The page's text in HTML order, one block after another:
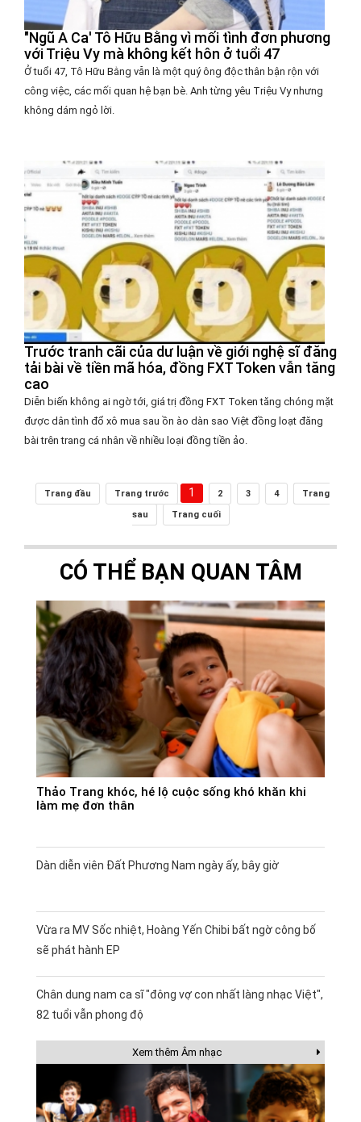
"Ngũ A Ca' Tô Hữu Bằng vì mối tình đơn phương
với Triệu Vy mà không kết hôn ở tuổi 47
Ở tuổi 47, Tô Hữu Bằng vẫn là một quý ông độc thân bận rộn với
công việc, các mối quan hệ bạn bè. Anh từng yêu Triệu Vy nhưng
không dám ngỏ lời.
Trước tranh cãi của dư luận về giới nghệ sĩ đăng
tải bài về tiền mã hóa, đồng FXT Token vẫn tăng
cao
Diễn biến không ai ngờ tới, giá trị đồng FXT Token tăng chóng mặt
được dân tình đổ xô mua sau ồn ào dàn sao Việt đồng loạt đăng
bài trên trang cá nhân về nhiều loại đồng tiền ảo.
Trang đầu Trang trước 1 2 3 4
Trang
sau
Trang cuối
CÓ THỂ BẠN QUAN TÂM
Thảo Trang khóc, hé lộ cuộc sống khó khăn khi
làm mẹ đơn thân
Dàn diễn viên Đất Phương Nam ngày ấy, bây giờ
Vừa ra MV Sốc nhiệt, Hoàng Yến Chibi bất ngờ công bố
sẽ phát hành EP
Chân dung nam ca sĩ "đông vợ con nhất làng nhạc Việt",
82 tuổi vẫn phong độ
Xem thêm Âm nhạc